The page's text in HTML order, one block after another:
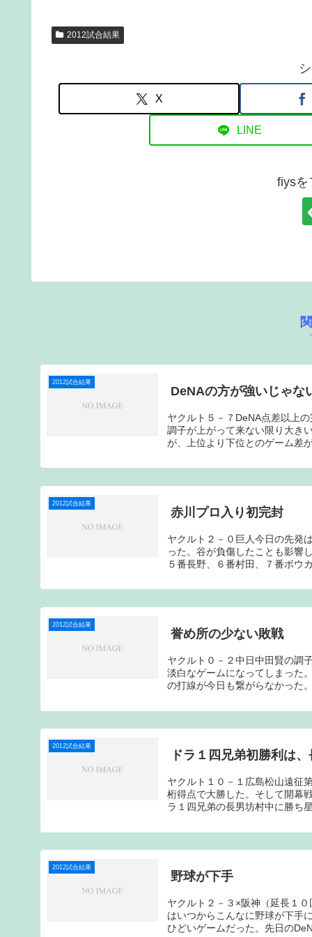
2012試合結果
X
LINE
fiysを
2012試合結果
DeNAの方が強いじゃな
ヤクルト５－７DeNA点差以上
調子が上がって来ない限り大き
が、上位より下位とのゲーム差
2012試合結果
赤川プロ入り初完封
ヤクルト２－０巨人今日の先発
った。谷が負傷したことも影響
５番長野、６番村田、７番ボウ
2012試合結果
誉め所の少ない敗戦
ヤクルト０－２中日中田賢の調
淡白なゲームになってしまった
の打線が今日も繋がらなかった
2012試合結果
ドラ１四兄弟初勝利は
ヤクルト１０－１広島松山遠征
桁得点で大勝した。そして開幕
ラ１四兄弟の長男坊村中に勝ち
2012試合結果
野球が下手
ヤクルト２－３×阪神（延長１
はいつからこんなに野球が下手
ひどいゲームだった。先日の